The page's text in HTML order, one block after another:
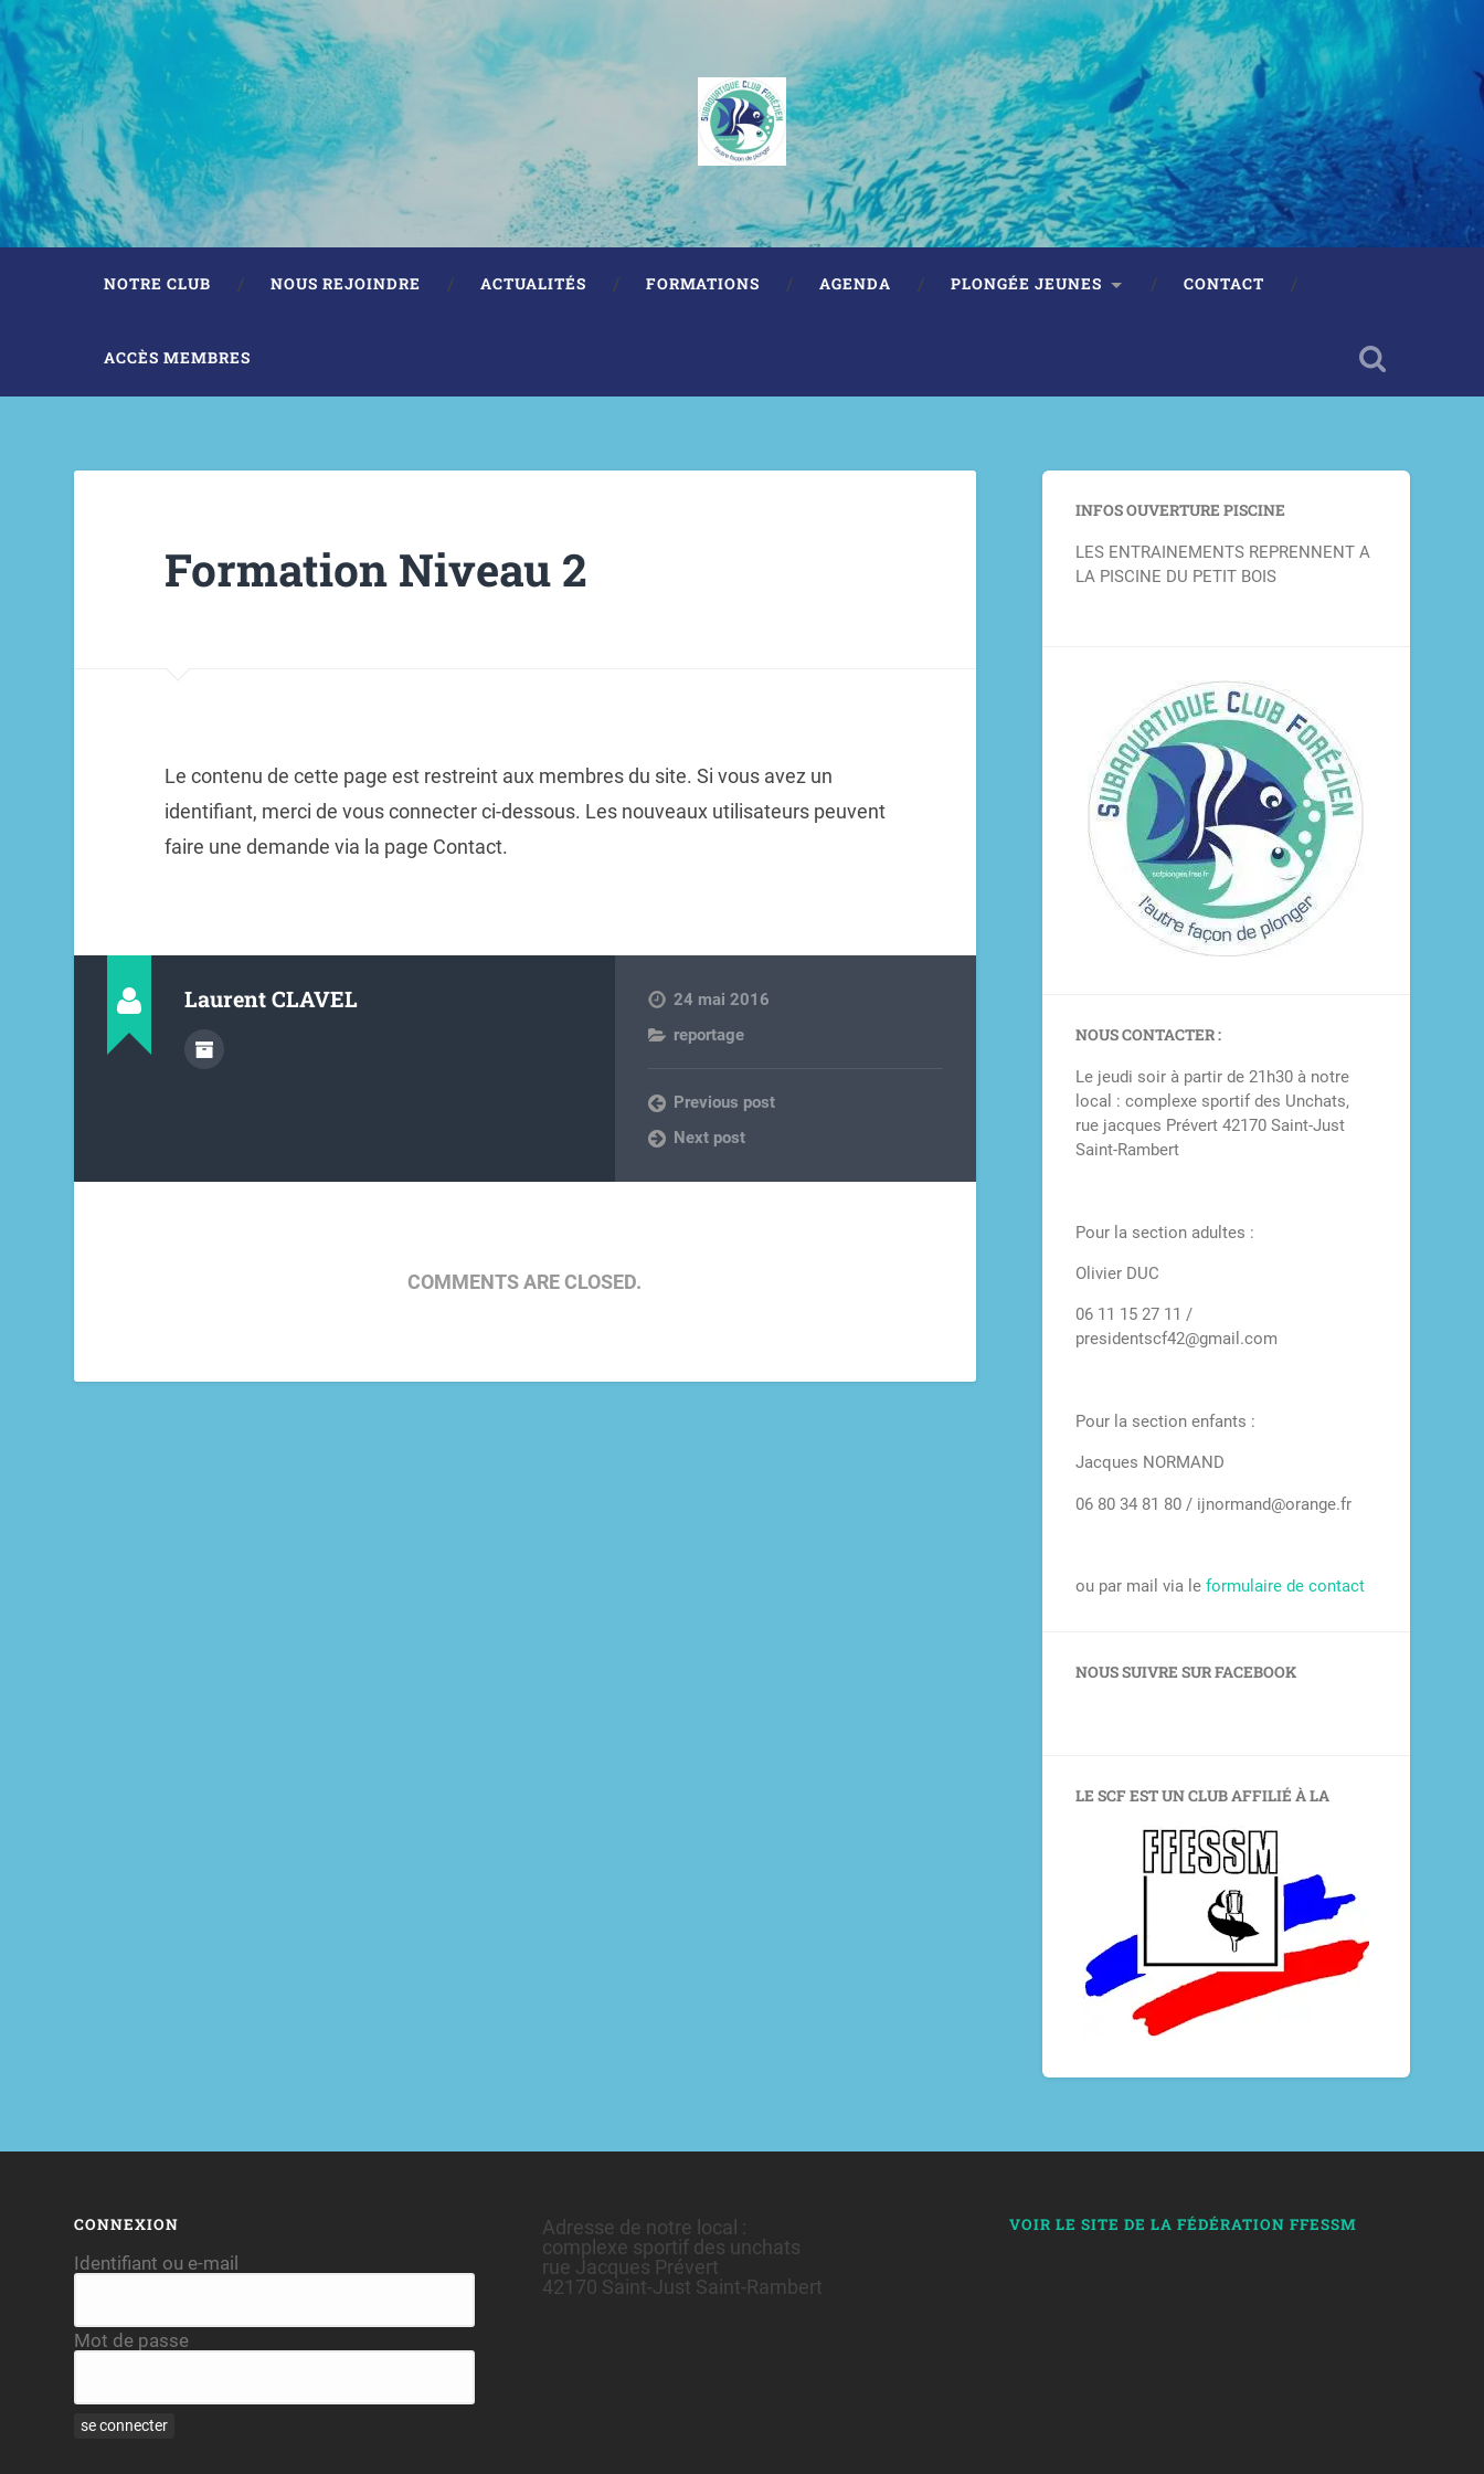
NOTRE CLUB NOUS REJOINDRE ACTUALITÉS FORMATIONS AGENDA PLONGÉE JEUNES CONTACT
ACCÈS MEMBRES
Formation Niveau 2
Le contenu de cette page est restreint aux membres du site. Si vous avez un
identifiant, merci de vous connecter ci-dessous. Les nouveaux utilisateurs peuvent
faire une demande via la page Contact.
Laurent CLAVEL
24 mai 2016
reportage
Previous post
Next post
COMMENTS ARE CLOSED.
INFOS OUVERTURE PISCINE
LES ENTRAINEMENTS REPRENNENT A
LA PISCINE DU PETIT BOIS
NOUS CONTACTER :
Le jeudi soir à partir de 21h30 à notre
local : complexe sportif des Unchats,
rue jacques Prévert 42170 Saint-Just
Saint-Rambert
Pour la section adultes :
Olivier DUC
06 11 15 27 11 /
presidentscf42@gmail.com
Pour la section enfants :
Jacques NORMAND
06 80 34 81 80 / ijnormand@orange.fr
ou par mail via leformulaire de contact
NOUS SUIVRE SUR FACEBOOK
LE SCF EST UN CLUB AFFILIÉ À LA
CONNEXION
Identifiant ou e-mail
Mot de passe
Adresse de notre local :
complexe sportif des unchats
rue Jacques Prévert
42170 Saint-Just Saint-Rambert
VOIR LE SITE DE LA FÉDÉRATION FFESSM